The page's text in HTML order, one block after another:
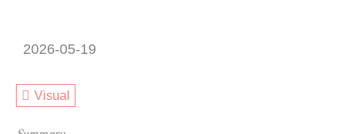
2026-05-19
Visual